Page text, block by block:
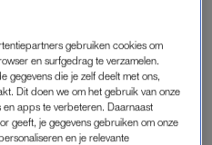
in een nieuwe stad kwam
als maatje. “Ik zat ver
mijn eigen oma. Ik had tijd
andere mensen te zijn, dus
gebruiken cookies om
en surfgedrag te verzamelen.
gegevens die je zelf deelt met ons,
Dit doen we om het gebruik van onze
en apps te verbeteren. Daarnaast
geeft, je gegevens gebruiken om onze
en je relevante